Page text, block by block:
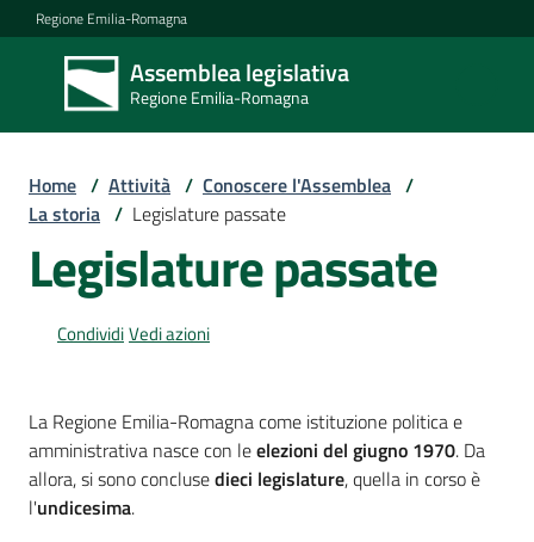
Vai al contenuto
Vai alla navigazione
Vai al footer
Regione Emilia-Romagna
Assemblea legislativa
Regione Emilia-Romagna
Assemblea
legislativa
Regione Emilia-
Assemblea
Attività
Argomenti
Home / Attività / Conoscere l'Assemblea /
La storia / Legislature passate
Legislature passate
CondividiVedi azioni
La Regione Emilia-Romagna come istituzione politica e
amministrativa nasce con leelezioni del giugno 1970. Da
allora, si sono conclusedieci legislature, quella in corso è
l'undicesima.